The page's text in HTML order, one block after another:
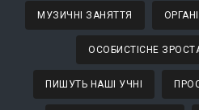
МУЗИЧНІ ЗАНЯТТЯ
ОСОБИСТІСНЕ
ПИШУТЬ НАШІ УЧНІ